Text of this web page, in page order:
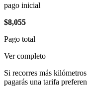
pago inicial
$8,055
Pago total
Ver completo
Si recorres más
pagarás una tarifa